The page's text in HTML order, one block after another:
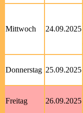
Mittwoch 24.09.2025
Donnerstag 25.09.2025
Freitag 26.09.2025